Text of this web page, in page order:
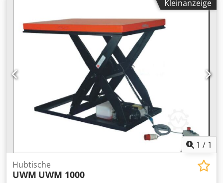
Kleinanzeige
1 / 1
Hubtische
UWM UWM 1000